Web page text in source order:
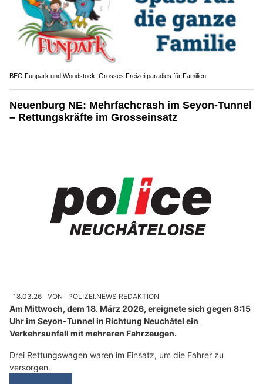
BEO Funpark und Woodstock: Grosses Freizeitparadies für Familien
Neuenburg NE: Mehrfachcrash im Seyon-Tunnel
– Rettungskräfte im Grosseinsatz
18.03.26 VON POLIZEI.NEWS REDAKTION
Am Mittwoch, dem 18. März 2026, ereignete sich gegen 8:15
Uhr im Seyon-Tunnel in Richtung Neuchâtel ein
Verkehrsunfall mit mehreren Fahrzeugen.
Drei Rettungswagen waren im Einsatz, um die Fahrer zu
versorgen.